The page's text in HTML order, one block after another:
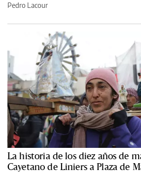
Pedro Lacour
La historia de los diez años de
Cayetano de Liniers a Plaza de